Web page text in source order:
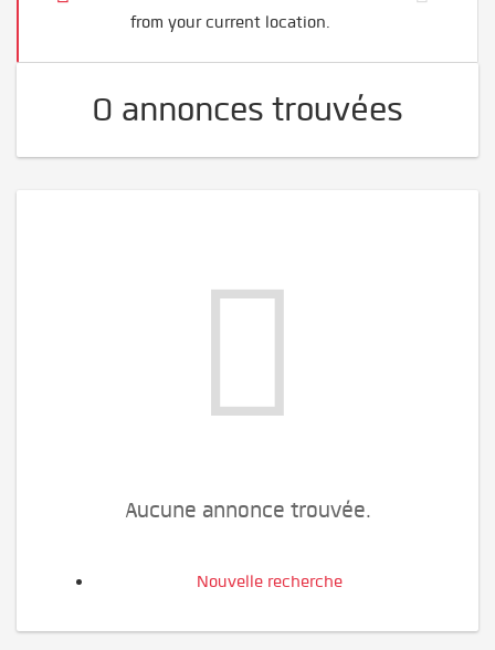
from your current location.
0 annonces trouvées
Aucune annonce trouvée.
Nouvelle recherche